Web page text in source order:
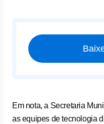
Em nota, a Secretaria
as equipes de tecnologia